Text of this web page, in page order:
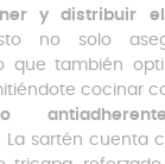
y distribuir
no solo
que también
cocinar
: La sartén cuenta